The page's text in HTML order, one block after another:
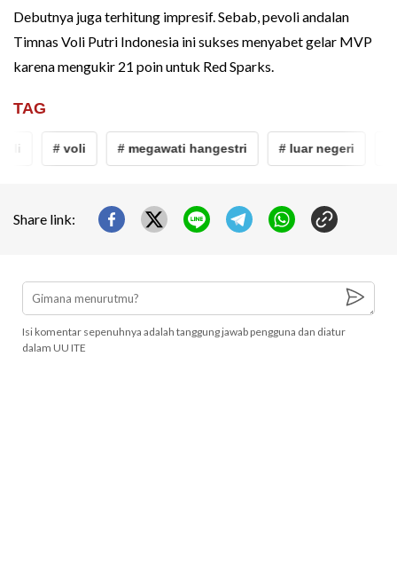
Debutnya juga terhitung impresif. Sebab, pevoli andalan
Timnas Voli Putri Indonesia ini sukses menyabet gelar MVP
karena mengukir 21 poin untuk Red Sparks.
TAG
# voli # megawati hangestri # luar negeri
Share link:
Isi komentar sepenuhnya adalah tanggung jawab pengguna dan diatur
dalam UU ITE